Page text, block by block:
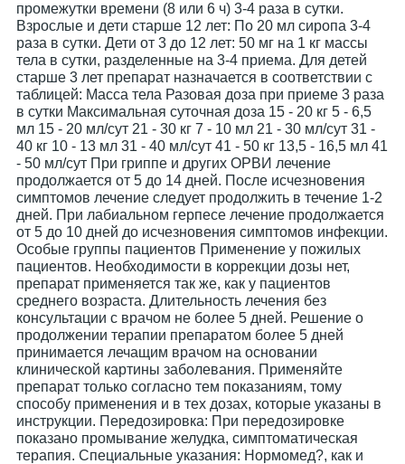
промежутки времени (8 или 6 ч) 3-4 раза в сутки.
Взрослые и дети старше 12 лет: По 20 мл сиропа 3-4
раза в сутки. Дети от 3 до 12 лет: 50 мг на 1 кг массы
тела в сутки, разделенные на 3-4 приема. Для детей
старше 3 лет препарат назначается в соответствии с
таблицей: Масса тела Разовая доза при приеме 3 раза
в сутки Максимальная суточная доза 15 - 20 кг 5 - 6,5
мл 15 - 20 мл/сут 21 - 30 кг 7 - 10 мл 21 - 30 мл/сут 31 -
40 кг 10 - 13 мл 31 - 40 мл/сут 41 - 50 кг 13,5 - 16,5 мл 41
- 50 мл/сут При гриппе и других ОРВИ лечение
продолжается от 5 до 14 дней. После исчезновения
симптомов лечение следует продолжить в течение 1-2
дней. При лабиальном герпесе лечение продолжается
от 5 до 10 дней до исчезновения симптомов инфекции.
Особые группы пациентов Применение у пожилых
пациентов. Необходимости в коррекции дозы нет,
препарат применяется так же, как у пациентов
среднего возраста. Длительность лечения без
консультации с врачом не более 5 дней. Решение о
продолжении терапии препаратом более 5 дней
принимается лечащим врачом на основании
клинической картины заболевания. Применяйте
препарат только согласно тем показаниям, тому
способу применения и в тех дозах, которые указаны в
инструкции. Передозировка: При передозировке
показано промывание желудка, симптоматическая
терапия. Специальные указания: Нормомед?, как и